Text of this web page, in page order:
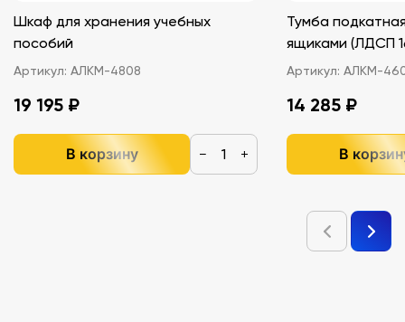
Шкаф для хранения учебных
пособий
Артикул: АЛКМ-4808
19 195 ₽
В корзину − +
Тумба
ящиками
Артикул: АЛКМ-
14 285 ₽
В